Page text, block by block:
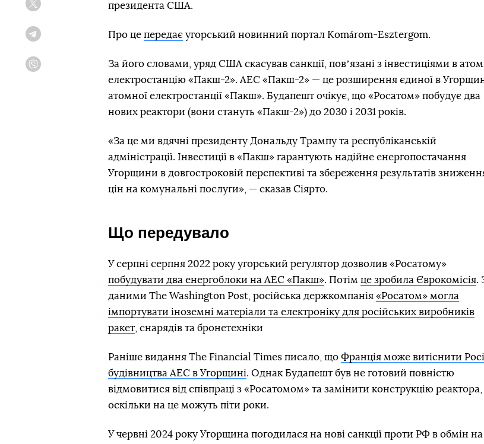
президента США.
Про це передає угорський новинний портал Komárom-Esztergom.
За його словами, уряд США скасував санкції, повʼязані з інвестиціями в
електростанцію «Пакш-2». АЕС «Пакш-2» — це розширення єдиної в
атомної електростанції «Пакш». Будапешт очікує, що «Росатом» побудує два
нових реактори (вони стануть «Пакш-2») до 2030 і 2031 років.
«За це ми вдячні президенту Дональду Трампу та республіканській
адміністрації. Інвестиції в «Пакш» гарантують надійне енергопостачання
Угорщини в довгостроковій перспективі та збереження результатів
цін на комунальні послуги», — сказав Сіярто.
Що передувало
У серпні серпня 2022 року угорський регулятор дозволив «Росатому»
побудувати два енергоблоки на АЕС «Пакш». Потім це зробила Єврокомісія.
даними The Washington Post, російська держкомпанія «Росатом» могла
імпортувати іноземні матеріали та електроніку для російських виробників
ракет , снарядів та бронетехніки
Раніше видання The Financial Times писало, що Франція може витіснити
будівництва АЕС в Угорщині. Однак Будапешт був не готовий повністю
відмовитися від співпраці з «Росатомом» та замінити конструкцію реактора,
оскільки на це можуть піти роки.
У червні 2024 року Угорщина погодилася на нові санкції проти РФ в обмін на